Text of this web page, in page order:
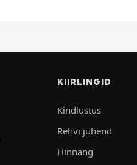
KIIRLINGID
Kindlustus
Rehvi juhend
Hinnang